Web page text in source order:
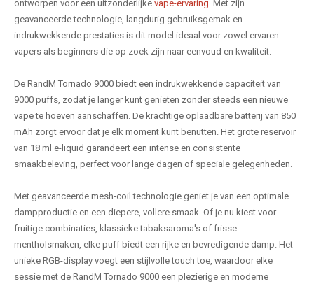
ontworpen voor een uitzonderlijke vape-ervaring . Met zijn
geavanceerde technologie, langdurig gebruiksgemak en
indrukwekkende prestaties is dit model ideaal voor zowel ervaren
vapers als beginners die op zoek zijn naar eenvoud en kwaliteit.
De RandM Tornado 9000 biedt een indrukwekkende capaciteit van
9000 puffs, zodat je langer kunt genieten zonder steeds een nieuwe
vape te hoeven aanschaffen. De krachtige oplaadbare batterij van 850
mAh zorgt ervoor dat je elk moment kunt benutten. Het grote reservoir
van 18 ml e-liquid garandeert een intense en consistente
smaakbeleving, perfect voor lange dagen of speciale gelegenheden.
Met geavanceerde mesh-coil technologie geniet je van een optimale
dampproductie en een diepere, vollere smaak. Of je nu kiest voor
fruitige combinaties, klassieke tabaksaroma's of frisse
mentholsmaken, elke puff biedt een rijke en bevredigende damp. Het
unieke RGB-display voegt een stijlvolle touch toe, waardoor elke
sessie met de RandM Tornado 9000 een plezierige en moderne